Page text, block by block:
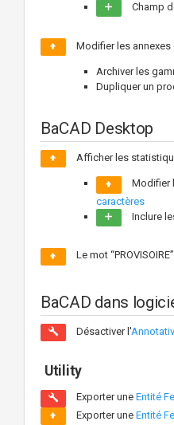
Champ
Modifier les annexes
Archiver les
Dupliquer un
BaCAD Desktop
Afficher les
Modifier
caractères
Inclure
Le mot
BaCAD dans
Désactiver l'
Utility
Exporter une Entité
Exporter une Entité